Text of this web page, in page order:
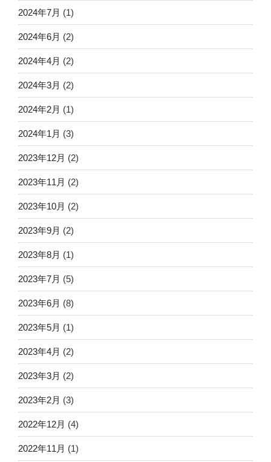
2024年7月 (1)
2024年6月 (2)
2024年4月 (2)
2024年3月 (2)
2024年2月 (1)
2024年1月 (3)
2023年12月 (2)
2023年11月 (2)
2023年10月 (2)
2023年9月 (2)
2023年8月 (1)
2023年7月 (5)
2023年6月 (8)
2023年5月 (1)
2023年4月 (2)
2023年3月 (2)
2023年2月 (3)
2022年12月 (4)
2022年11月 (1)